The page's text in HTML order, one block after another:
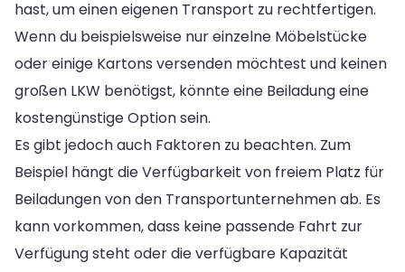
hast, um einen eigenen Transport zu rechtfertigen.
Wenn du beispielsweise nur einzelne Möbelstücke
oder einige Kartons versenden möchtest und keinen
großen LKW benötigst, könnte eine Beiladung eine
kostengünstige Option sein.
Es gibt jedoch auch Faktoren zu beachten. Zum
Beispiel hängt die Verfügbarkeit von freiem Platz für
Beiladungen von den Transportunternehmen ab. Es
kann vorkommen, dass keine passende Fahrt zur
Verfügung steht oder die verfügbare Kapazität